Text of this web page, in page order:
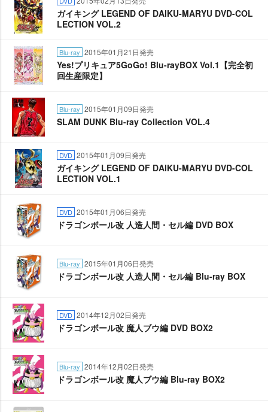
ガイキング LEGEND OF DAIKU‐MARYU DVD-COL
LECTION VOL.2
Blu-ray 2015年01月21日発売
Yes!プリキュア5GoGo! Blu-rayBOX Vol.1【完全初
回生産限定】
Blu-ray 2015年01月09日発売
SLAM DUNK Blu-ray Collection VOL.4
DVD 2015年01月09日発売
ガイキング LEGEND OF DAIKU‐MARYU DVD-COL
LECTION VOL.1
DVD 2015年01月06日発売
ドラゴンボール改 人造人間・セル編 DVD BOX
Blu-ray 2015年01月06日発売
ドラゴンボール改 人造人間・セル編 Blu-ray BOX
DVD 2014年12月02日発売
ドラゴンボール改 魔人ブウ編 DVD BOX2
Blu-ray 2014年12月02日発売
ドラゴンボール改 魔人ブウ編 Blu-ray BOX2